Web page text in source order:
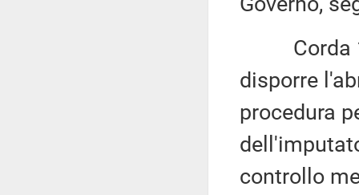
Corda
disporre
procedura
controllo